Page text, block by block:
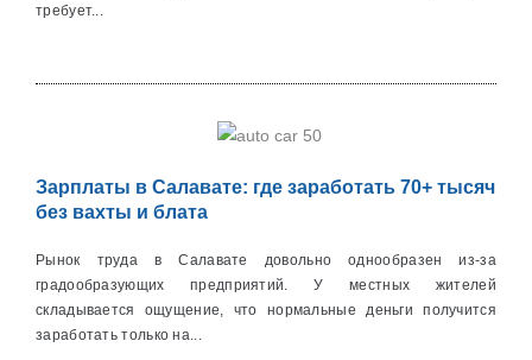
требует...
Зарплаты в Салавате: где заработать 70+ тысяч
без вахты и блата
Рынок труда в Салавате довольно однообразен из-за
градообразующих предприятий. У местных жителей
складывается ощущение, что нормальные деньги получится
заработать только на...